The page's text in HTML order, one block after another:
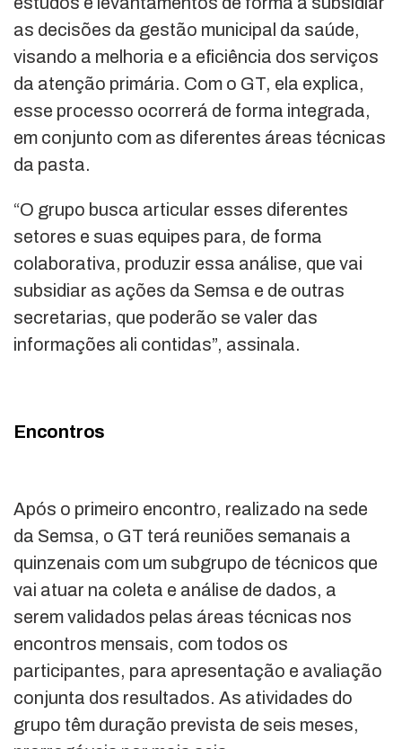
as decisões da gestão municipal da saúde,
visando a melhoria e a eficiência dos serviços
da atenção primária. Com o GT, ela explica,
esse processo ocorrerá de forma integrada,
em conjunto com as diferentes áreas técnicas
da pasta.
“O grupo busca articular esses diferentes
setores e suas equipes para, de forma
colaborativa, produzir essa análise, que vai
subsidiar as ações da Semsa e de outras
secretarias, que poderão se valer das
informações ali contidas”, assinala.
Encontros
Após o primeiro encontro, realizado na sede
da Semsa, o GT terá reuniões semanais a
quinzenais com um subgrupo de técnicos que
vai atuar na coleta e análise de dados, a
serem validados pelas áreas técnicas nos
encontros mensais, com todos os
participantes, para apresentação e avaliação
conjunta dos resultados. As atividades do
grupo têm duração prevista de seis meses,